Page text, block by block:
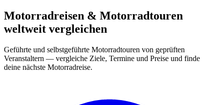
Motorradreisen & Motorradtouren
weltweit vergleichen
Geführte und selbstgeführte Motorradtouren von geprüften
Veranstaltern — vergleiche Ziele, Termine und Preise und finde
deine nächste Motorradreise.